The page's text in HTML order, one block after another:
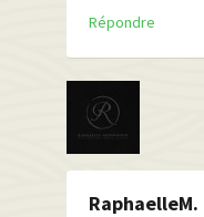
Répondre
RaphaelleM.